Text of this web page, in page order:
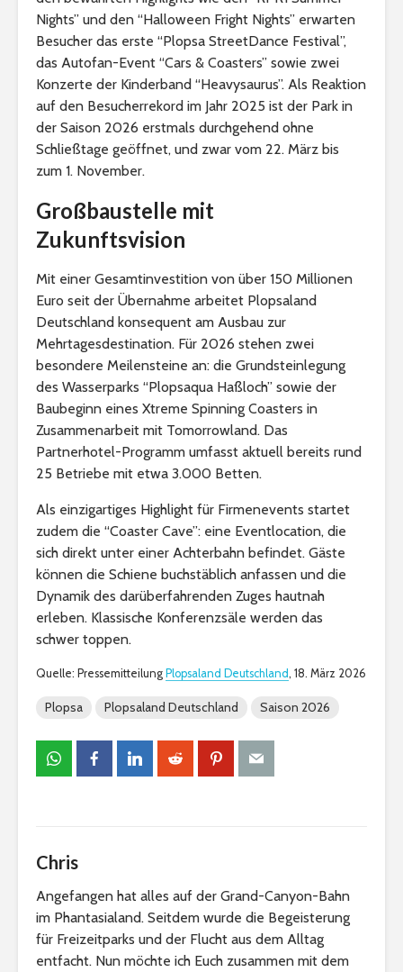
Nights” und den “Halloween Fright Nights” erwarten
Besucher das erste “Plopsa StreetDance Festival”,
das Autofan-Event “Cars & Coasters” sowie zwei
Konzerte der Kinderband “Heavysaurus”. Als Reaktion
auf den Besucherrekord im Jahr 2025 ist der Park in
der Saison 2026 erstmals durchgehend ohne
Schließtage geöffnet, und zwar vom 22. März bis
zum 1. November.
Großbaustelle mit
Zukunftsvision
Mit einer Gesamtinvestition von über 150 Millionen
Euro seit der Übernahme arbeitet Plopsaland
Deutschland konsequent am Ausbau zur
Mehrtagesdestination. Für 2026 stehen zwei
besondere Meilensteine an: die Grundsteinlegung
des Wasserparks “Plopsaqua Haßloch” sowie der
Baubeginn eines Xtreme Spinning Coasters in
Zusammenarbeit mit Tomorrowland. Das
Partnerhotel-Programm umfasst aktuell bereits rund
25 Betriebe mit etwa 3.000 Betten.
Als einzigartiges Highlight für Firmenevents startet
zudem die “Coaster Cave”: eine Eventlocation, die
sich direkt unter einer Achterbahn befindet. Gäste
können die Schiene buchstäblich anfassen und die
Dynamik des darüberfahrenden Zuges hautnah
erleben. Klassische Konferenzsäle werden das
schwer toppen.
Quelle: Pressemitteilung Plopsaland Deutschland , 18. März 2026
Plopsa Plopsaland Deutschland Saison 2026
Chris
Angefangen hat alles auf der Grand-Canyon-Bahn
im Phantasialand. Seitdem wurde die Begeisterung
für Freizeitparks und der Flucht aus dem Alltag
entfacht. Nun möchte ich Euch zusammen mit dem